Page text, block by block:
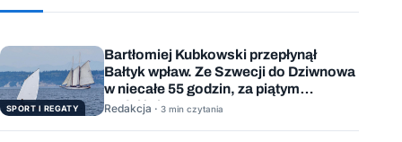
SPORT I REGATY
Bartłomiej Kubkowski przepłynął
Bałtyk wpław. Ze Szwecji do Dziwnowa
w niecałe 55 godzin, za piątym
podejściem
Redakcja · 3 min czytania